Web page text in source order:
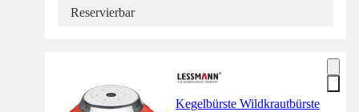
Reservierbar
Kegelbürste Wildkrautbürste